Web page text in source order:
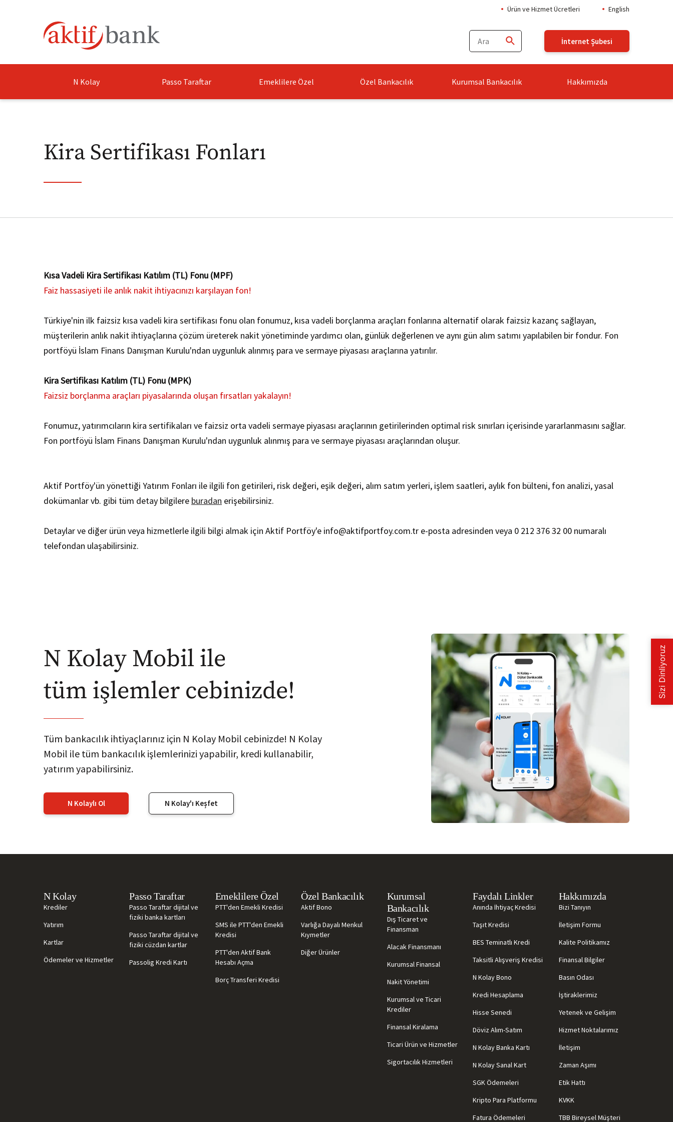
Ürün ve Hizmet Ücretleri English
İnternet Şubesi
N Kolay Passo Taraftar Emeklilere Özel Özel Bankacılık Kurumsal Bankacılık Hakkımızda
Kira Sertifikası Fonları
Kısa Vadeli Kira Sertifikası Katılım (TL) Fonu (MPF)
Faiz hassasiyeti ile anlık nakit ihtiyacınızı karşılayan fon!
Türkiye'nin ilk faizsiz kısa vadeli kira sertifikası fonu olan fonumuz, kısa vadeli borçlanma araçları fonlarına alternatif olarak faizsiz kazanç sağlayan,
müşterilerin anlık nakit ihtiyaçlarına çözüm üreterek nakit yönetiminde yardımcı olan, günlük değerlenen ve aynı gün alım satımı yapılabilen bir fondur. Fon
portföyü İslam Finans Danışman Kurulu'ndan uygunluk alınmış para ve sermaye piyasası araçlarına yatırılır.
Kira Sertifikası Katılım (TL) Fonu (MPK)
Faizsiz borçlanma araçları piyasalarında oluşan fırsatları yakalayın!
Fonumuz, yatırımcıların kira sertifikaları ve faizsiz orta vadeli sermaye piyasası araçlarının getirilerinden optimal risk sınırları içerisinde yararlanmasını sağlar.
Fon portföyü İslam Finans Danışman Kurulu'ndan uygunluk alınmış para ve sermaye piyasası araçlarından oluşur.
​Aktif Portföy'ün yönettiği Yatırım Fonları ile ilgili fon getirileri, risk değeri, eşik değeri, alım satım yerleri, işlem saatleri, aylık fon bülteni, fon analizi, yasal
dokümanlar vb. gibi tüm detay bilgilere buradan erişebilirsiniz.
Detaylar ve diğer ürün veya hizmetlerle ilgili bilgi almak için Aktif Portföy'e info@aktifportfoy.com.tr e-posta adresinden veya 0 212 376 32 00 numaralı
telefondan ulaşabilirsiniz.
N Kolay Mobil ile
tüm işlemler cebinizde!
Tüm bankacılık ihtiyaçlarınız için N Kolay Mobil cebinizde! N Kolay
Mobil ile tüm bankacılık işlemlerinizi yapabilir, kredi kullanabilir,
yatırım yapabilirsiniz.
N Kolaylı Ol N Kolay'ı Keşfet
N Kolay
Krediler
Yatırım
Kartlar
Ödemeler ve Hizmetler
Passo Taraftar
Passo Taraftar dijital ve
fiziki banka kartları
Passo Taraftar dijital ve
fiziki cüzdan kartlar
Passolig Kredi Kartı
Emeklilere Özel
PTT'den Emekli Kredisi
SMS ile PTT'den Emekli
Kredisi
PTT'den Aktif Bank
Hesabı Açma
Borç Transferi Kredisi
Özel Bankacılık
Aktif Bono
Varlığa Dayalı Menkul
Kıymetler
Diğer Ürünler
Kurumsal
Bankacılık
Dış Ticaret ve
Finansman
Alacak Finansmanı
Kurumsal Finansal
Nakit Yönetimi
Kurumsal ve Ticari
Krediler
Finansal Kiralama
Ticari Ürün ve Hizmetler
Sigortacılık Hizmetleri
Faydalı Linkler
Anında İhtiyaç Kredisi
Taşıt Kredisi
BES Teminatlı Kredi
Taksitli Alışveriş Kredisi
N Kolay Bono
Kredi Hesaplama
Hisse Senedi
Döviz Alım-Satım
N Kolay Banka Kartı
N Kolay Sanal Kart
SGK Ödemeleri
Kripto Para Platformu
Fatura Ödemeleri
Hakkımızda
Bizi Tanıyın
İletişim Formu
Kalite Politikamız
Finansal Bilgiler
Basın Odası
İştiraklerimiz
Yetenek ve Gelişim
Hizmet Noktalarımız
İletişim
Zaman Aşımı
Etik Hattı
KVKK
TBB Bireysel Müşteri